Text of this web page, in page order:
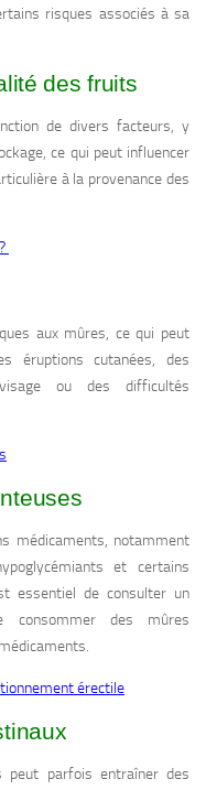
risques associés à sa
des fruits
de divers facteurs, y
ce qui peut influencer
à la provenance des
aux mûres, ce qui peut
éruptions cutanées, des
ou des difficultés
médicaments, notamment
et certains
essentiel de consulter un
des mûres
érectile
peut parfois entraîner des